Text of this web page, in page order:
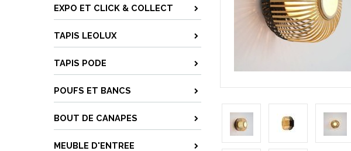
EXPO ET CLICK & COLLECT
TAPIS LEOLUX
TAPIS PODE
POUFS ET BANCS
BOUT DE CANAPES
MEUBLE D'ENTREE